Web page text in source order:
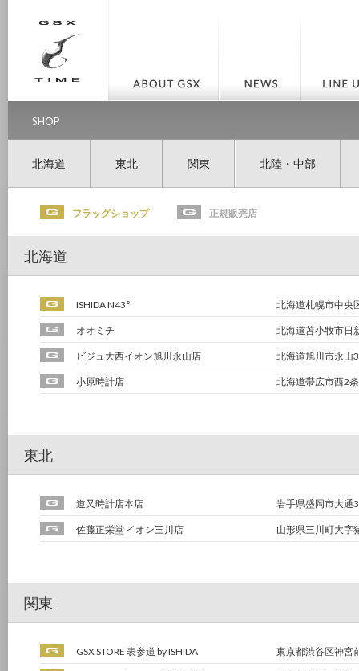
SHOP
北海道 東北 関東 北陸・中部
フラッグショップ 正規販売店
北海道
ISHIDA N43° 北海道札幌市中央
オオミチ 北海道苫小牧市日
ビジュ大西イオン旭川永山店 北海道旭川市永山
小原時計店 北海道帯広市西2
東北
道又時計店本店 岩手県盛岡市大通
佐藤正栄堂 イオン三川店 山形県三川町大字
関東
GSX STORE 表参道 by ISHIDA 東京都渋谷区神宮